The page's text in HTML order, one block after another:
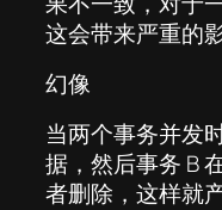
这会带来严重的影
幻像
当两个事务并发
据，然后事务 B
者删除，这样就